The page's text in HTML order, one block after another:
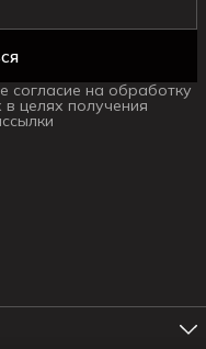
согласие на обработку
целях получения